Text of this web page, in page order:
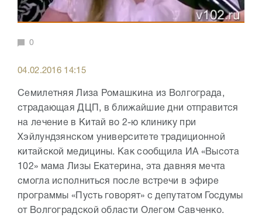
0
04.02.2016 14:15
Семилетняя Лиза Ромашкина из Волгограда,
страдающая ДЦП, в ближайшие дни отправится
на лечение в Китай во 2-ю клинику при
Хэйлундзянском университете традиционной
китайской медицины. Как сообщила ИА «Высота
102» мама Лизы Екатерина, эта давняя мечта
смогла исполниться после встречи в эфире
программы «Пусть говорят» с депутатом Госдумы
от Волгоградской области Олегом Савченко.